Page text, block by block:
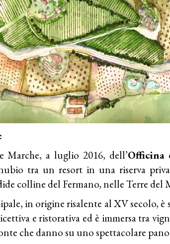
Marche, a luglio 2016, dell’Officina
tra un resort in una riserva
colline del Fermano, nelle Terre del
in origine risalente al XV secolo,
e ristorativa ed è immersa tra
che danno su uno spettacolare